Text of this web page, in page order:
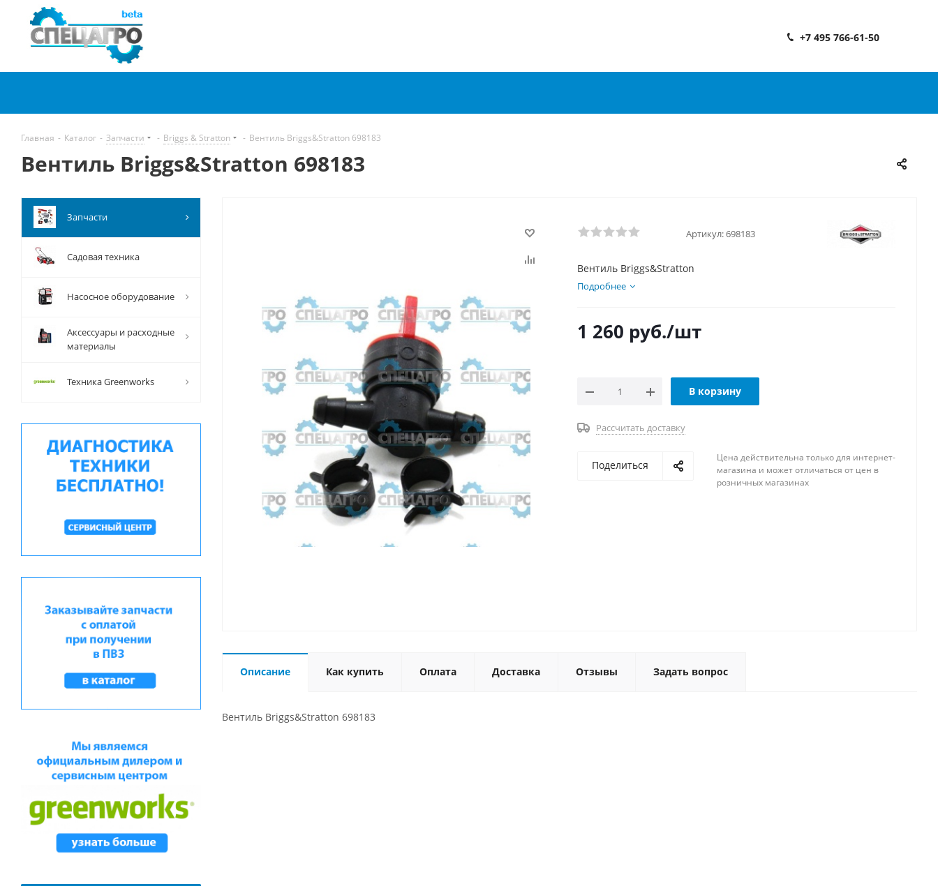
+7 495 766-61-50
Главная - Каталог - Запчасти - Briggs & Stratton - Вентиль Briggs&Stratton 698183
Вентиль Briggs&Stratton 698183
Артикул:698183
Вентиль Briggs&Stratton
Подробнее
1 260 руб./шт
В корзину
Рассчитать доставку
Поделиться
Цена действительна только для интернет-
магазина и может отличаться от цен в
розничных магазинах
Описание Как купить Оплата Доставка Отзывы Задать вопрос
Вентиль Briggs&Stratton 698183
Запчасти
Садовая техника
Насосное оборудование
Аксессуары и расходные
материалы
Техника Greenworks